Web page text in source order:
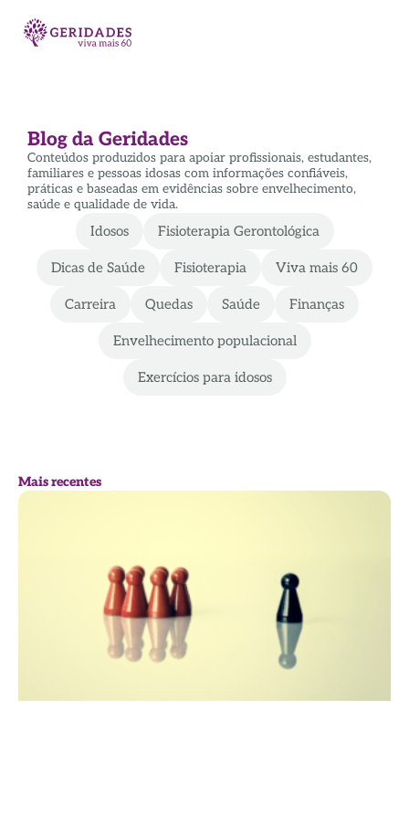
Blog da Geridades
Conteúdos produzidos para apoiar profissionais, estudantes,
familiares e pessoas idosas com informações confiáveis,
práticas e baseadas em evidências sobre envelhecimento,
saúde e qualidade de vida.
Idosos Fisioterapia Gerontológica
Dicas de Saúde Fisioterapia Viva mais 60
Carreira Quedas Saúde Finanças
Envelhecimento populacional
Exercícios para idosos
Mais recentes